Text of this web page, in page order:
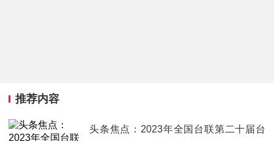
推荐内容
头条焦点：2023年全国台联第二十届台